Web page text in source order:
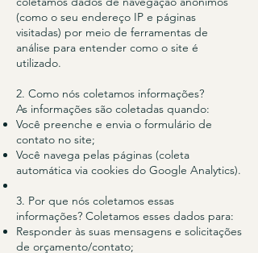
(como o seu endereço IP e páginas
visitadas) por meio de ferramentas de
análise para entender como o site é
utilizado.
2. Como nós coletamos informações?
As informações são coletadas quando:
Você preenche e envia o formulário de
contato no site;
Você navega pelas páginas (coleta
automática via cookies do Google Analytics).
3. Por que nós coletamos essas
informações? Coletamos esses dados para:
Responder às suas mensagens e solicitações
de orçamento/contato;